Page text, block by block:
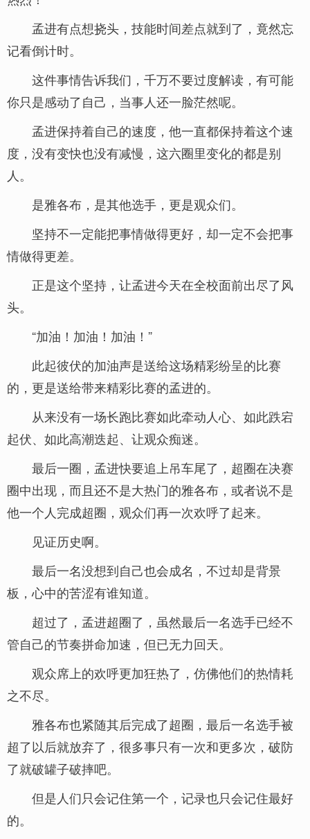
孟进有点想挠头，技能时间差点就到了，竟然忘
记看倒计时。
这件事情告诉我们，千万不要过度解读，有可能
你只是感动了自己，当事人还一脸茫然呢。
孟进保持着自己的速度，他一直都保持着这个速
度，没有变快也没有减慢，这六圈里变化的都是别
人。
是雅各布，是其他选手，更是观众们。
坚持不一定能把事情做得更好，却一定不会把事
情做得更差。
正是这个坚持，让孟进今天在全校面前出尽了风
头。
“加油！加油！加油！”
此起彼伏的加油声是送给这场精彩纷呈的比赛
的，更是送给带来精彩比赛的孟进的。
从来没有一场长跑比赛如此牵动人心、如此跌宕
起伏、如此高潮迭起、让观众痴迷。
最后一圈，孟进快要追上吊车尾了，超圈在决赛
圈中出现，而且还不是大热门的雅各布，或者说不是
他一个人完成超圈，观众们再一次欢呼了起来。
见证历史啊。
最后一名没想到自己也会成名，不过却是背景
板，心中的苦涩有谁知道。
超过了，孟进超圈了，虽然最后一名选手已经不
管自己的节奏拼命加速，但已无力回天。
观众席上的欢呼更加狂热了，仿佛他们的热情耗
之不尽。
雅各布也紧随其后完成了超圈，最后一名选手被
超了以后就放弃了，很多事只有一次和更多次，破防
了就破罐子破摔吧。
但是人们只会记住第一个，记录也只会记住最好
的。